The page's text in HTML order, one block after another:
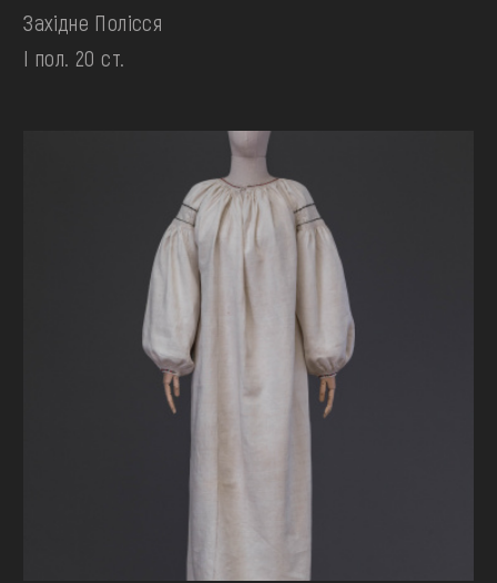
Західне Полісся
І пол. 20 ст.